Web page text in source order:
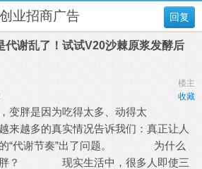
回复
创业招商广告
代谢乱了！试试V20沙棘原浆发酵后
楼主
收藏
胖是因为吃得太多、动得太
的真实情况告诉我们：真正让人
的“代谢节奏”出了问题。 为什么
胖？ 现实生活中，很多人即使三